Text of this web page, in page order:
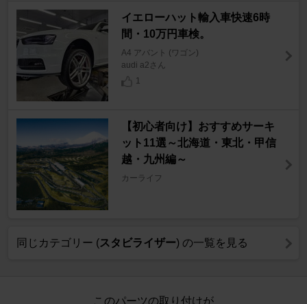
イエローハット輸入車快速6時
間・10万円車検。
A4 アバント (ワゴン)
audi a2さん
1
【初心者向け】おすすめサーキ
ット11選～北海道・東北・甲信
越・九州編～
カーライフ
同じカテゴリー (スタビライザー) の一覧を見る
このパーツの取り付けが